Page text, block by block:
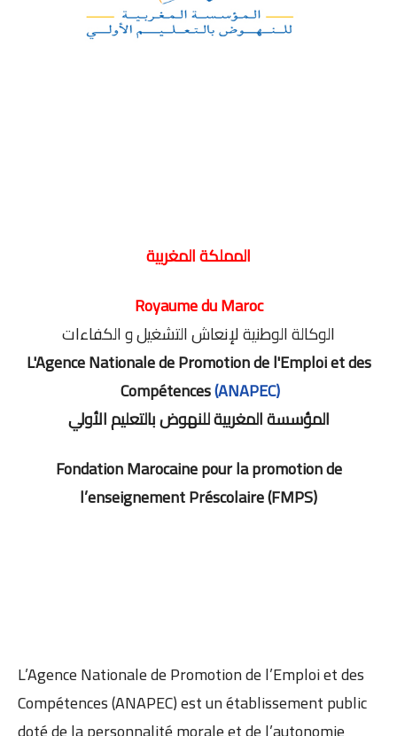
المملكة المغربية
Royaume du Maroc
الوكالة الوطنية لإنعاش التشغيل و الكفاءات
L'Agence Nationale de Promotion de l'Emploi et des
Compétences(ANAPEC)
المؤسسة المغربية للنهوض بالتعليم الأولي
Fondation Marocaine pour la promotion de
l’enseignement Préscolaire (FMPS)
L’Agence Nationale de Promotion de l’Emploi et des
Compétences (ANAPEC) est un établissement public